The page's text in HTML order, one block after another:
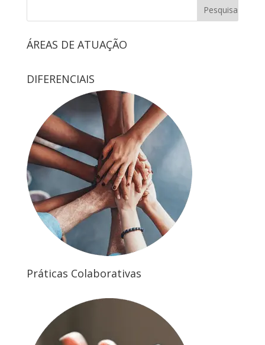
ÁREAS DE ATUAÇÃO
DIFERENCIAIS
Práticas Colaborativas